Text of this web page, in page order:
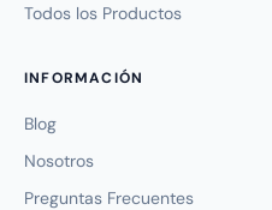
Todos los Productos
INFORMACIÓN
Blog
Nosotros
Preguntas Frecuentes